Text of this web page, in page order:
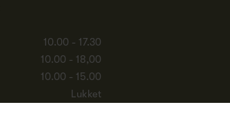
10.00 - 17.30
10.00 - 18,00
10.00 - 15.00
Lukket